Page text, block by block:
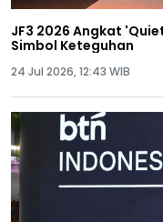
JF3 2026 Angkat
Simbol Keteguhan
24 Jul 2026, 12:43 WIB